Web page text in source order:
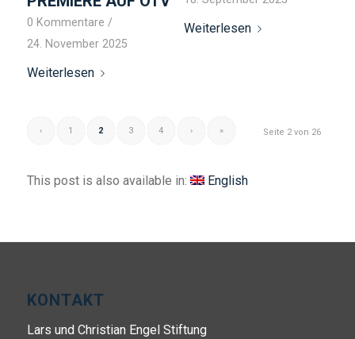
0 Kommentare /
24. November 2025
Weiterlesen
Weiterlesen
Seite 2 von 26
‹ 1 2 3 4 › »
This post is also available in: English
KONTAKT
Lars und Christian Engel Stiftung